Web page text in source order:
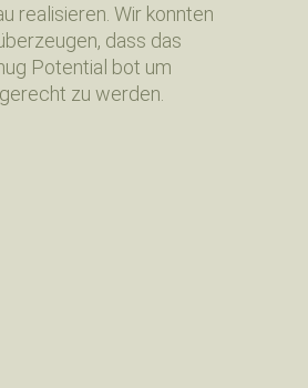
realisieren. Wir konnten
dass das
Potential bot um
zu werden.